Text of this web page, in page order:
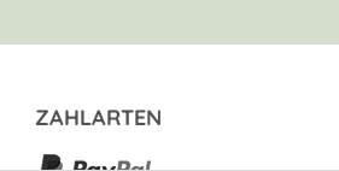
ZAHLARTEN